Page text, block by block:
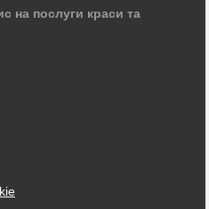
на послуги краси та